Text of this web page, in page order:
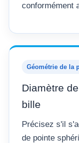
conformément
Géométrie de la
Diamètre
bille
Précisez s'il
de pointe